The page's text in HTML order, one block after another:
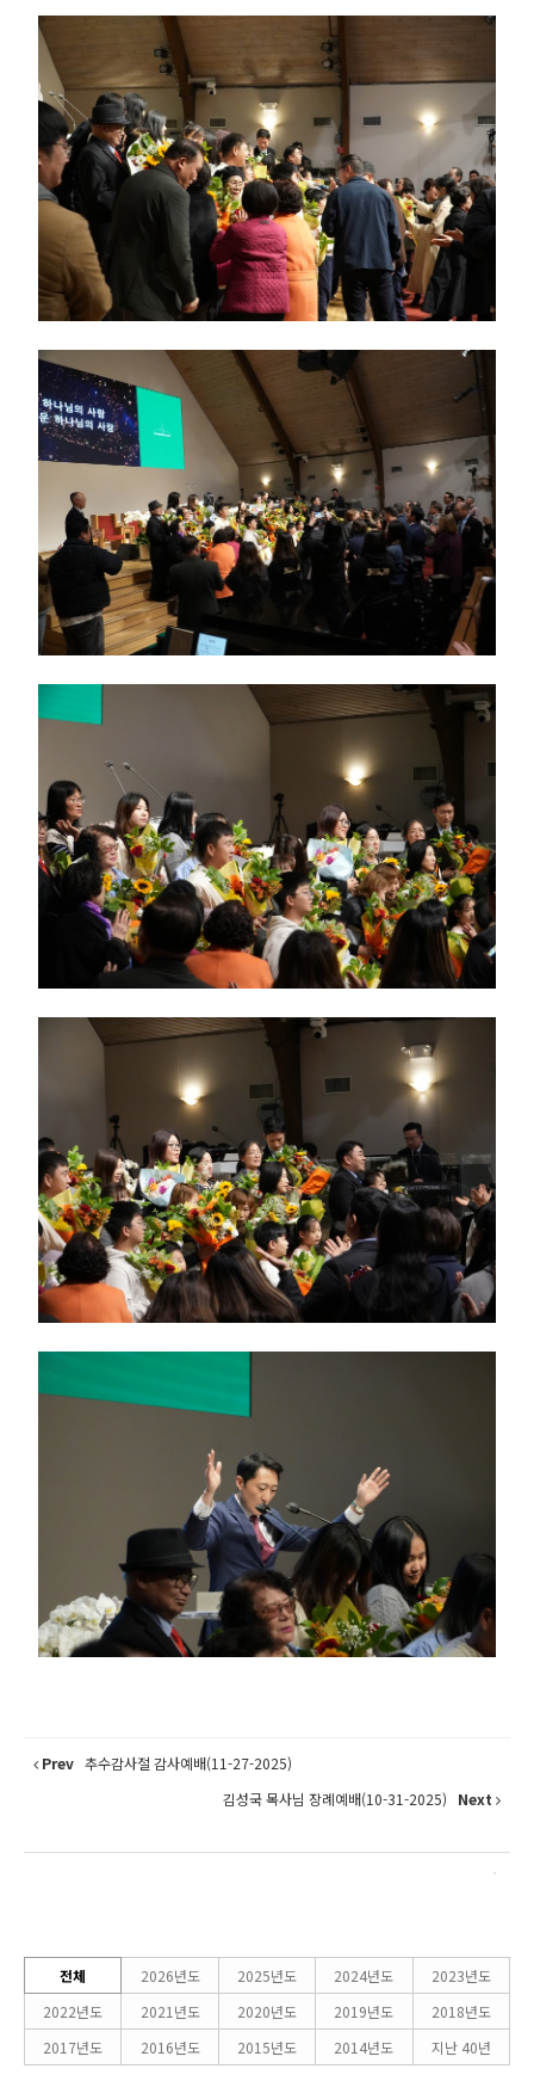
Prev 추수감사절 감사예배(11-27-2025)
김성국 목사님 장례예배(10-31-2025)
Next
전체 2026년도 2025년도 2024년도
2023년도
2022년도
2021년도 2020년도 2019년도
2018년도
2017년도
2016년도 2015년도 2014년도 지난 40년